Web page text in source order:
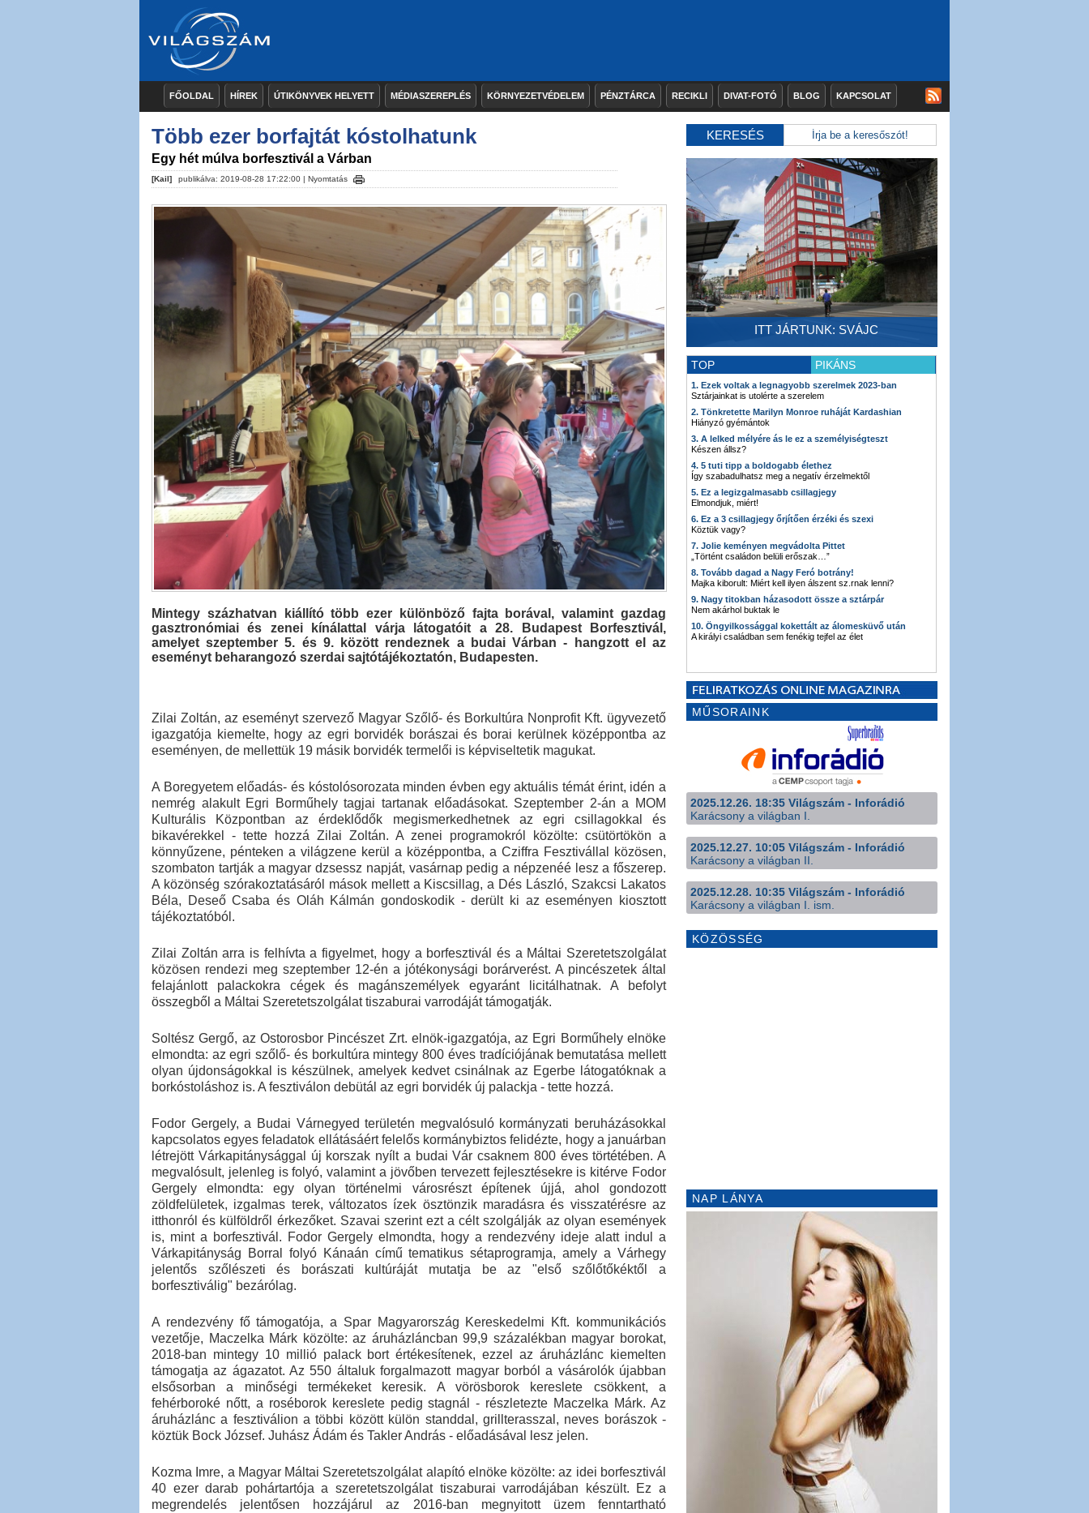
FŐOLDAL HÍREK ÚTIKÖNYVEK HELYETT MÉDIASZEREPLÉS KÖRNYEZETVÉDELEM PÉNZTÁRCA RECIKLI DIVAT-FOTÓ BLOG KAPCSOLAT
Több ezer borfajtát kóstolhatunk
Egy hét múlva borfesztivál a Várban
[Kail] publikálva: 2019-08-28 17:22:00 | Nyomtatás
Mintegy százhatvan kiállító több ezer különböző fajta borával, valamint gazdag
gasztronómiai és zenei kínálattal várja látogatóit a 28. Budapest Borfesztivál,
amelyet szeptember 5. és 9. között rendeznek a budai Várban - hangzott el az
eseményt beharangozó szerdai sajtótájékoztatón, Budapesten.
Zilai Zoltán, az eseményt szervező Magyar Szőlő- és Borkultúra Nonprofit Kft. ügyvezető
igazgatója kiemelte, hogy az egri borvidék borászai és borai kerülnek középpontba az
eseményen, de mellettük 19 másik borvidék termelői is képviseltetik magukat.
A Boregyetem előadás- és kóstolósorozata minden évben egy aktuális témát érint, idén a
nemrég alakult Egri Borműhely tagjai tartanak előadásokat. Szeptember 2-án a MOM
Kulturális Központban az érdeklődők megismerkedhetnek az egri csillagokkal és
bikavérekkel - tette hozzá Zilai Zoltán. A zenei programokról közölte: csütörtökön a
könnyűzene, pénteken a világzene kerül a középpontba, a Cziffra Fesztivállal közösen,
szombaton tartják a magyar dzsessz napját, vasárnap pedig a népzenéé lesz a főszerep.
A közönség szórakoztatásáról mások mellett a Kiscsillag, a Dés László, Szakcsi Lakatos
Béla, Deseő Csaba és Oláh Kálmán gondoskodik - derült ki az eseményen kiosztott
tájékoztatóból.
Zilai Zoltán arra is felhívta a figyelmet, hogy a borfesztivál és a Máltai Szeretetszolgálat
közösen rendezi meg szeptember 12-én a jótékonysági borárverést. A pincészetek által
felajánlott palackokra cégek és magánszemélyek egyaránt licitálhatnak. A befolyt
összegből a Máltai Szeretetszolgálat tiszaburai varrodáját támogatják.
Soltész Gergő, az Ostorosbor Pincészet Zrt. elnök-igazgatója, az Egri Borműhely elnöke
elmondta: az egri szőlő- és borkultúra mintegy 800 éves tradíciójának bemutatása mellett
olyan újdonságokkal is készülnek, amelyek kedvet csinálnak az Egerbe látogatóknak a
borkóstoláshoz is. A fesztiválon debütál az egri borvidék új palackja - tette hozzá.
Fodor Gergely, a Budai Várnegyed területén megvalósuló kormányzati beruházásokkal
kapcsolatos egyes feladatok ellátásáért felelős kormánybiztos felidézte, hogy a januárban
létrejött Várkapitánysággal új korszak nyílt a budai Vár csaknem 800 éves törtétében. A
megvalósult, jelenleg is folyó, valamint a jövőben tervezett fejlesztésekre is kitérve Fodor
Gergely elmondta: egy olyan történelmi városrészt építenek újjá, ahol gondozott
zöldfelületek, izgalmas terek, változatos ízek ösztönzik maradásra és visszatérésre az
itthonról és külföldről érkezőket. Szavai szerint ezt a célt szolgálják az olyan események
is, mint a borfesztivál. Fodor Gergely elmondta, hogy a rendezvény ideje alatt indul a
Várkapitányság Borral folyó Kánaán című tematikus sétaprogramja, amely a Várhegy
jelentős szőlészeti és borászati kultúráját mutatja be az "első szőlőtőkéktől a
borfesztiválig" bezárólag.
A rendezvény fő támogatója, a Spar Magyarország Kereskedelmi Kft. kommunikációs
vezetője, Maczelka Márk közölte: az áruházláncban 99,9 százalékban magyar borokat,
2018-ban mintegy 10 millió palack bort értékesítenek, ezzel az áruházlánc kiemelten
támogatja az ágazatot. Az 550 általuk forgalmazott magyar borból a vásárolók újabban
elsősorban a minőségi termékeket keresik. A vörösborok kereslete csökkent, a
fehérboroké nőtt, a roséborok kereslete pedig stagnál - részletezte Maczelka Márk. Az
áruházlánc a fesztiválion a többi között külön standdal, grillterasszal, neves borászok -
köztük Bock József. Juhász Ádám és Takler András - előadásával lesz jelen.
Kozma Imre, a Magyar Máltai Szeretetszolgálat alapító elnöke közölte: az idei borfesztivál
40 ezer darab pohártartója a szeretetszolgálat tiszaburai varrodájában készült. Ez a
megrendelés jelentősen hozzájárul az 2016-ban megnyitott üzem fenntartható
KERESÉS
ITT JÁRTUNK: SVÁJC
TOP PIKÁNS
1. Ezek voltak a legnagyobb szerelmek 2023-ban
Sztárjainkat is utolérte a szerelem
2. Tönkretette Marilyn Monroe ruháját Kardashian
Hiányzó gyémántok
3. A lelked mélyére ás le ez a személyiségteszt
Készen állsz?
4. 5 tuti tipp a boldogabb élethez
Így szabadulhatsz meg a negatív érzelmektől
5. Ez a legizgalmasabb csillagjegy
Elmondjuk, miért!
6. Ez a 3 csillagjegy őrjítően érzéki és szexi
Köztük vagy?
7. Jolie keményen megvádolta Pittet
„Történt családon belüli erőszak…”
8. Tovább dagad a Nagy Feró botrány!
Majka kiborult: Miért kell ilyen álszent sz.rnak lenni?
9. Nagy titokban házasodott össze a sztárpár
Nem akárhol buktak le
10. Öngyilkossággal kokettált az álomesküvő után
A királyi családban sem fenékig tejfel az élet
MŰSORAINK
2025.12.26. 18:35 Világszám - Inforádió
Karácsony a világban I.
2025.12.27. 10:05 Világszám - Inforádió
Karácsony a világban II.
2025.12.28. 10:35 Világszám - Inforádió
Karácsony a világban I. ism.
KÖZÖSSÉG
NAP LÁNYA